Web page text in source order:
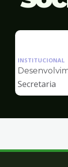
INSTITUCIONAL
Secretaria